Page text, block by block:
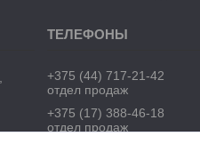
+375 (44) 717-21-42
отдел продаж
+375 (17) 388-46-18
отдел продаж